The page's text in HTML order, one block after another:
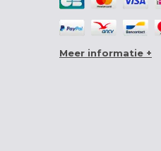
Meer informatie +